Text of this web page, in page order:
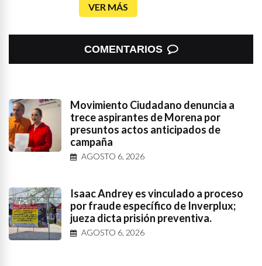
VER MÁS
COMENTARIOS
Movimiento Ciudadano denuncia a
trece aspirantes de Morena por
presuntos actos anticipados de
campaña
AGOSTO 6, 2026
Isaac Andrey es vinculado a proceso
por fraude específico de Inverplux;
jueza dicta prisión preventiva.
AGOSTO 6, 2026